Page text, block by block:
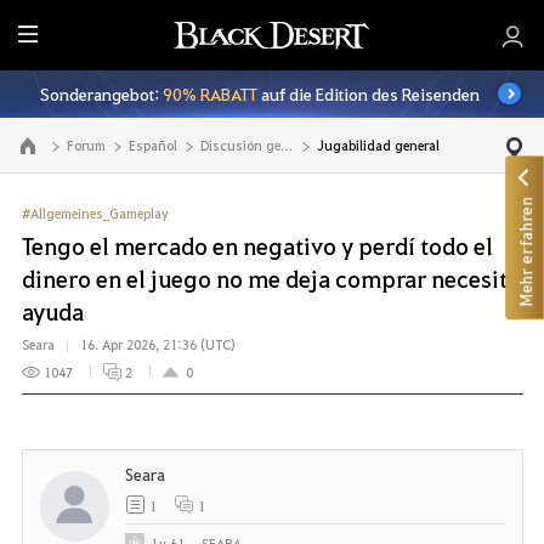
A
l
l
e
Sonderangebot:90% RABATTauf die Edition des Reisenden
Zur Hauptseite Forum Español Discusión general Jugabilidad general
#Allgemeines_Gameplay
Tengo el mercado en negativo y perdí todo el
dinero en el juego no me deja comprar necesito
ayuda
Seara
16. Apr 2026, 21:36 (UTC)
1047
2 0
Seara
1 1
Mehr erfahren